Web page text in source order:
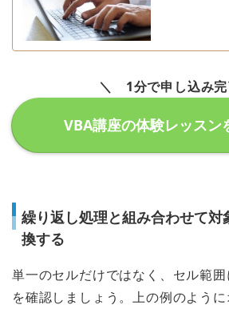
＼ 1分で申し込み完
VBA講座の体験レッスン
繰り返し処理と組み合わせて対
換する
単一のセルだけではなく、セル範
を確認しましょう。上の例のよう